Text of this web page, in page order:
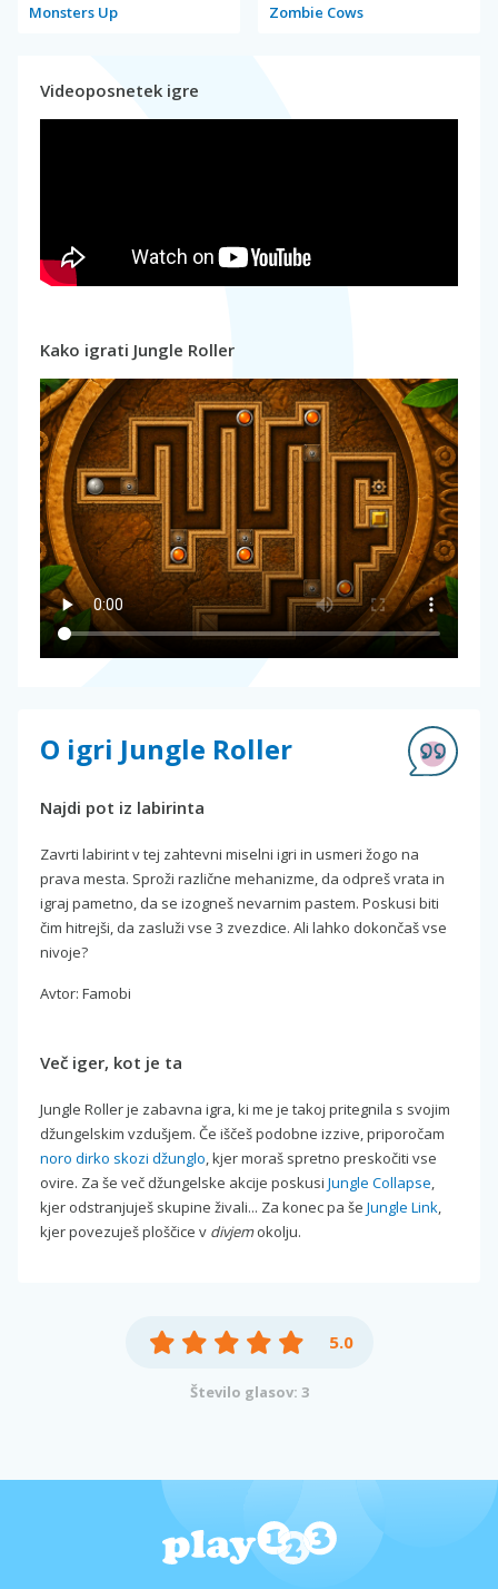
Monsters Up Zombie Cows
Videoposnetek igre
Kako igrati Jungle Roller
O igri Jungle Roller
Najdi pot iz labirinta
Zavrti labirint v tej zahtevni miselni igri in usmeri žogo na
prava mesta. Sproži različne mehanizme, da odpreš vrata in
igraj pametno, da se izogneš nevarnim pastem. Poskusi biti
čim hitrejši, da zasluži vse 3 zvezdice. Ali lahko dokončaš vse
nivoje?
Avtor: Famobi
Več iger, kot je ta
Jungle Roller je zabavna igra, ki me je takoj pritegnila s svojim
džungelskim vzdušjem. Če iščeš podobne izzive, priporočam
noro dirko skozi džunglo, kjer moraš spretno preskočiti vse
ovire. Za še več džungelske akcije poskusi Jungle Collapse,
kjer odstranjuješ skupine živali... Za konec pa še Jungle Link,
kjer povezuješ ploščice v divjemokolju.
5.0
Število glasov: 3